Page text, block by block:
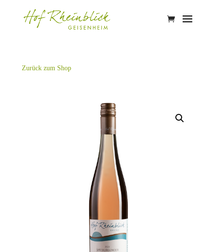
Zurück zum Shop